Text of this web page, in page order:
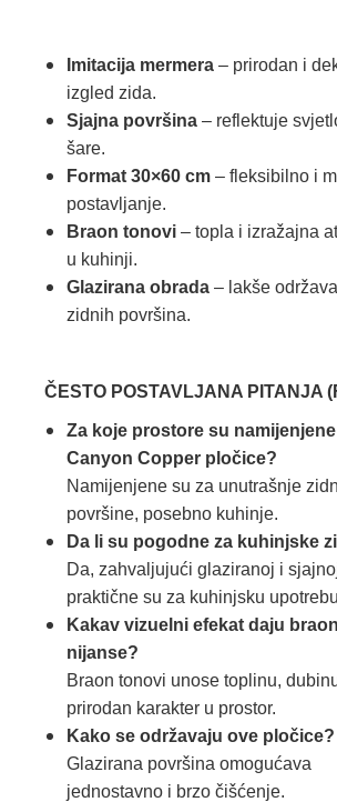
Imitacija mermera – prirodan i
izgled zida.
Sjajna površina – reflektuje
šare.
Format 30×60 cm – fleksibilno i
postavljanje.
Braon tonovi – topla i izražajna
u kuhinji.
Glazirana obrada – lakše
zidnih površina.
ČESTO POSTAVLJANA PITANJA
Za koje prostore su namijenjene
Canyon Copper pločice?
Namijenjene su za unutrašnje
površine, posebno kuhinje.
Da li su pogodne za kuhinjske
Da, zahvaljujući glaziranoj i
praktične su za kuhinjsku
Kakav vizuelni efekat daju braon
nijanse?
Braon tonovi unose toplinu,
prirodan karakter u prostor.
Kako se održavaju ove pločice?
Glazirana površina omogućava
jednostavno i brzo čišćenje.